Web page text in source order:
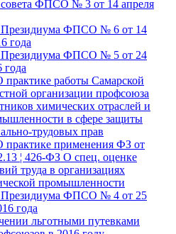
совета ФПСО № 3 от 14 апреля
Президиума ФПСО № 6 от 14
года
Президиума ФПСО № 5 от 24
года
практике работы Самарской
организации профсоюза
химических отраслей и
в сфере защиты
трудовых прав
практике применения ФЗ от
¦ 426-ФЗ О спец. оценке
труда в организациях
промышленности
Президиума ФПСО № 4 от 25
года
льготными путевками